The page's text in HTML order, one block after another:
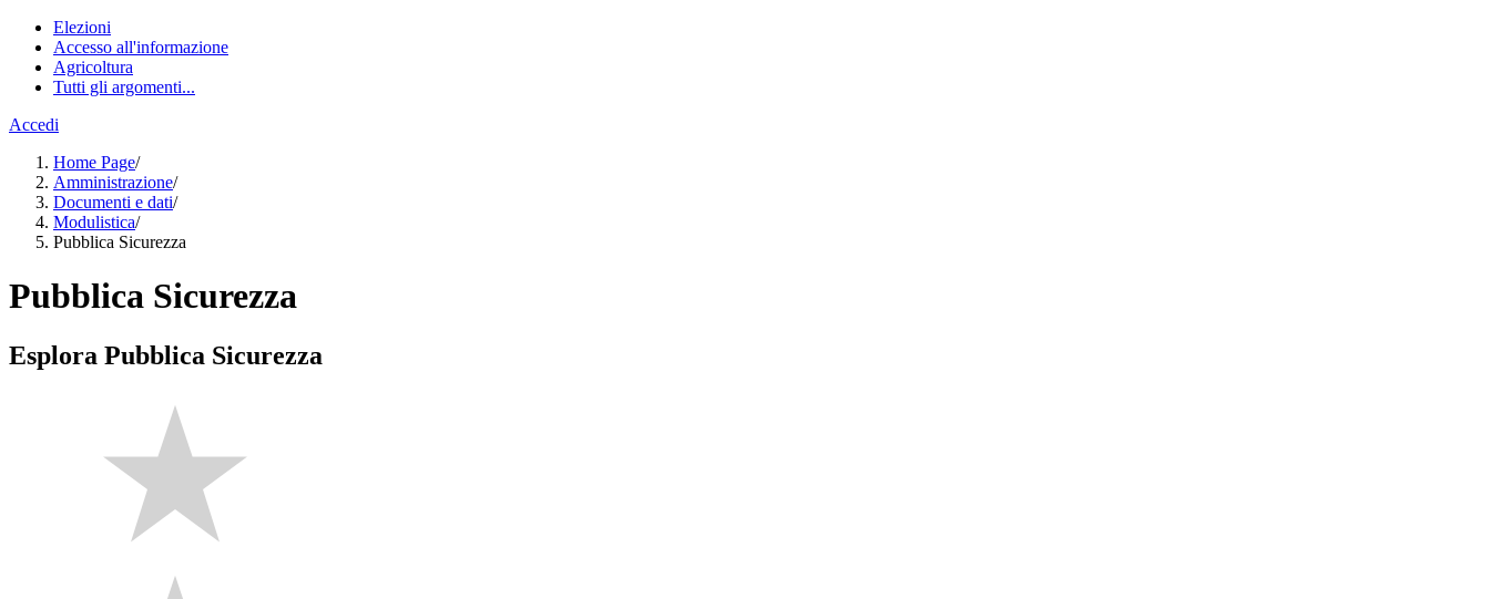
Elezioni
Accesso all'informazione
Agricoltura
Tutti gli argomenti...
Accedi
Home Page/
Amministrazione/
Documenti e dati/
Modulistica/
Pubblica Sicurezza
Pubblica Sicurezza
Esplora Pubblica Sicurezza